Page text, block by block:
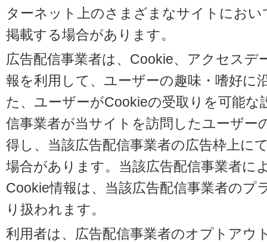
ターネット上のさまざまなサイトにお
掲載する場合があります。
広告配信事業者は、Cookie、アクセスデ
報を利用して、ユーザーの趣味・嗜好に
た、ユーザーがCookieの受取りを可能
信事業者が当サイトを訪問したユーザー
得し、当該広告配信事業者の広告枠上に
場合があります。当該広告配信事業者に
Cookie情報は、当該広告配信事業者のプ
り扱われます。
利用者は、広告配信事業者のオプトアウ